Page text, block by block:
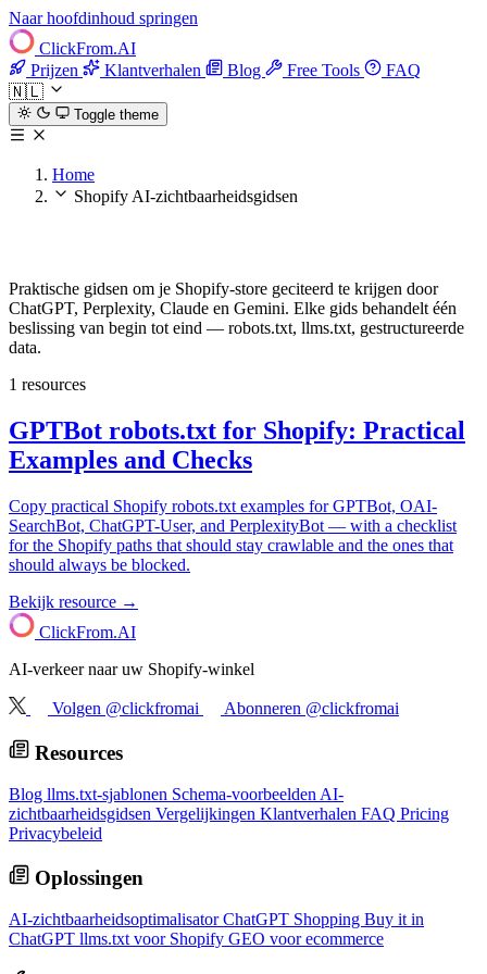
Naar hoofdinhoud springen
ClickFrom.AI
Prijzen
Klantverhalen Blog Free Tools
FAQ
🇳🇱
Toggle theme
Home
Shopify AI-zichtbaarheidsgidsen
Praktische gidsen om je Shopify-store geciteerd te krijgen door
ChatGPT, Perplexity, Claude en Gemini. Elke gids behandelt één
beslissing van begin tot eind — robots.txt, llms.txt, gestructureerde
data.
1 resources
GPTBot robots.txt for Shopify: Practical
Examples and Checks
Copy practical Shopify robots.txt examples for GPTBot, OAI-
SearchBot, ChatGPT-User, and PerplexityBot — with a checklist
for the Shopify paths that should stay crawlable and the ones that
should always be blocked.
Bekijk resource →
ClickFrom.AI
AI-verkeer naar uw Shopify-winkel
Volgen @clickfromai Abonneren @clickfromai
Resources
Blog llms.txt-sjablonen Schema-voorbeelden AI-
zichtbaarheidsgidsen Vergelijkingen Klantverhalen FAQ Pricing
Privacybeleid
Oplossingen
AI-zichtbaarheidsoptimalisatorChatGPT Shopping Buy it in
ChatGPT llms.txt voor Shopify GEO voor ecommerce